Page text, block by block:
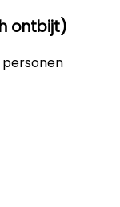
ontbijt)
personen